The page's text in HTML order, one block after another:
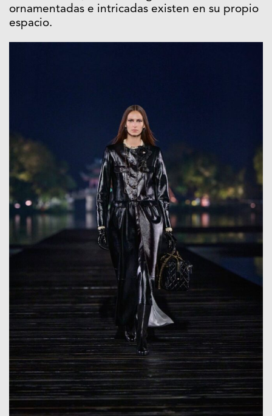
ornamentadas e intricadas existen en su propio
espacio.